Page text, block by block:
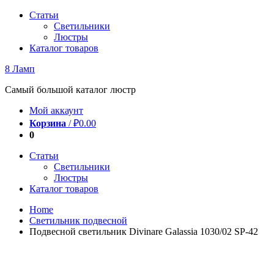
Перейти
содержимому
Статьи
Светильники
Люстры
Каталог товаров
8 Ламп
Самый большой каталог люстр
Мой аккаунт
Корзина /₽0.00
0
Статьи
Светильники
Люстры
Каталог товаров
Home
Светильник подвесной
Подвесной светильник Divinare Galassia 1030/02 SP-42